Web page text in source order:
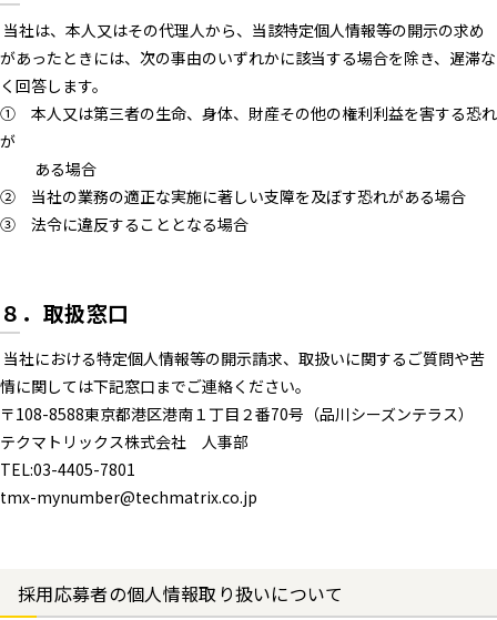
当社は、本人又はその代理人から、当該特定個人情報等の開示の求め
があったときには、次の事由のいずれかに該当する場合を除き、遅滞な
く回答します。
① 本人又は第三者の生命、身体、財産その他の権利利益を害する恐れ
が
ある場合
② 当社の業務の適正な実施に著しい支障を及ぼす恐れがある場合
③ 法令に違反することとなる場合
８．取扱窓口
当社における特定個人情報等の開示請求、取扱いに関するご質問や苦
情に関しては下記窓口までご連絡ください。
〒108-8588東京都港区港南１丁目２番70号（品川シーズンテラス）
テクマトリックス株式会社 人事部
TEL:03-4405-7801
tmx-mynumber@techmatrix.co.jp
採用応募者の個人情報取り扱いについて